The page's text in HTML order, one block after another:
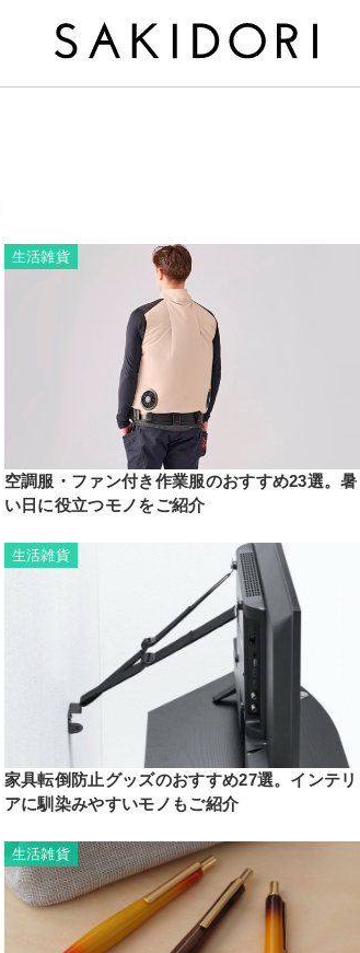
生活雑貨
空調服・ファン付き作業服のおすすめ23選。暑
い日に役立つモノをご紹介
生活雑貨
家具転倒防止グッズのおすすめ27選。インテリ
アに馴染みやすいモノもご紹介
生活雑貨